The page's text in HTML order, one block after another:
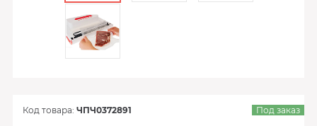
Код товара: ЧПЧ0372891 Под заказ